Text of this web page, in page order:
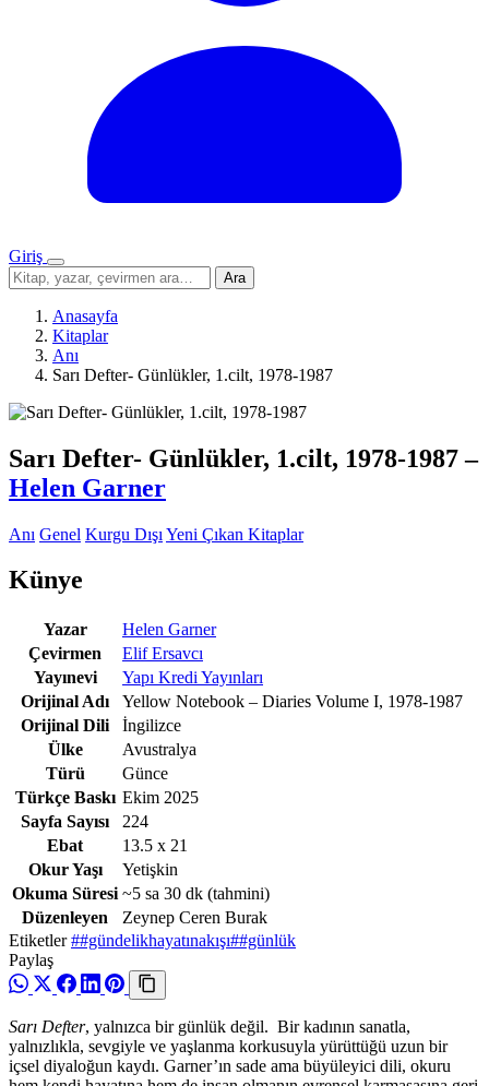
Giriş
Menü
Sitede
ara
Ara
Anasayfa
Kitaplar
Anı
Sarı Defter- Günlükler, 1.cilt, 1978-1987
Sarı Defter- Günlükler, 1.cilt, 1978-1987–
Helen Garner
Anı Genel Kurgu Dışı Yeni Çıkan Kitaplar
Künye
Yazar
Helen Garner
Çevirmen
Elif Ersavcı
Yayınevi
Yapı Kredi Yayınları
Orijinal Adı
Yellow Notebook – Diaries Volume I, 1978-1987
Orijinal Dili
İngilizce
Ülke
Avustralya
Türü
Günce
Türkçe Baskı Ekim 2025
Sayfa Sayısı
224
Ebat
13.5 x 21
Okur Yaşı
Yetişkin
Okuma Süresi ~5 sa 30 dk (tahmini)
Düzenleyen
Zeynep Ceren Burak
Etiketler ##gündelikhayatınakışı##günlük
Paylaş
Sarı Defter, yalnızca bir günlük değil. Bir kadının sanatla,
yalnızlıkla, sevgiyle ve yaşlanma korkusuyla yürüttüğü uzun bir
içsel diyaloğun kaydı. Garner’ın sade ama büyüleyici dili, okuru